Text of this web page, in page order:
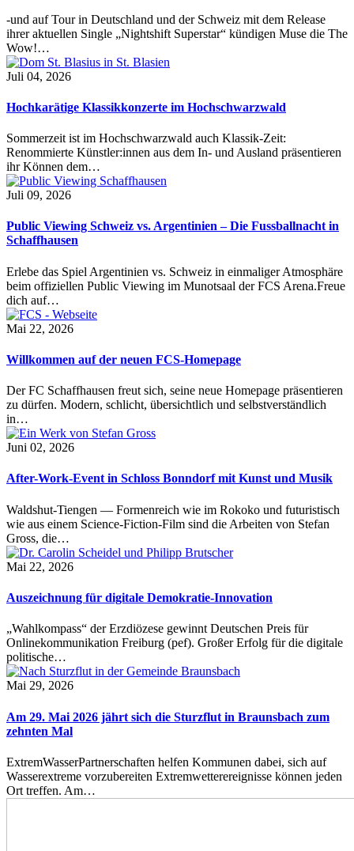
-und auf Tour in Deutschland und der Schweiz mit dem Release
ihrer aktuellen Single „Nightshift Superstar“ kündigen Muse die The
Wow!…
Juli 04, 2026
Hochkarätige Klassikkonzerte im Hochschwarzwald
Sommerzeit ist im Hochschwarzwald auch Klassik-Zeit:
Renommierte Künstler:innen aus dem In- und Ausland präsentieren
ihr Können dem…
Juli 09, 2026
Public Viewing Schweiz vs. Argentinien – Die Fussballnacht in
Schaffhausen
Erlebe das Spiel Argentinien vs. Schweiz in einmaliger Atmosphäre
beim offiziellen Public Viewing im Munotsaal der FCS Arena.Freue
dich auf…
Mai 22, 2026
Willkommen auf der neuen FCS-Homepage
Der FC Schaffhausen freut sich, seine neue Homepage präsentieren
zu dürfen. Modern, schlicht, übersichtlich und selbstverständlich
in…
Juni 02, 2026
After-Work-Event in Schloss Bonndorf mit Kunst und Musik
Waldshut-Tiengen — Formenreich wie im Rokoko und futuristisch
wie aus einem Science-Fiction-Film sind die Arbeiten von Stefan
Gross, die…
Mai 22, 2026
Auszeichnung für digitale Demokratie-Innovation
„Wahlkompass“ der Erzdiözese gewinnt Deutschen Preis für
Onlinekommunikation Freiburg (pef). Großer Erfolg für die digitale
politische…
Mai 29, 2026
Am 29. Mai 2026 jährt sich die Sturzflut in Braunsbach zum
zehnten Mal
ExtremWasserPartnerschaften helfen Kommunen dabei, sich auf
Wasserextreme vorzubereiten Extremwetterereignisse können jeden
Ort treffen. Am…